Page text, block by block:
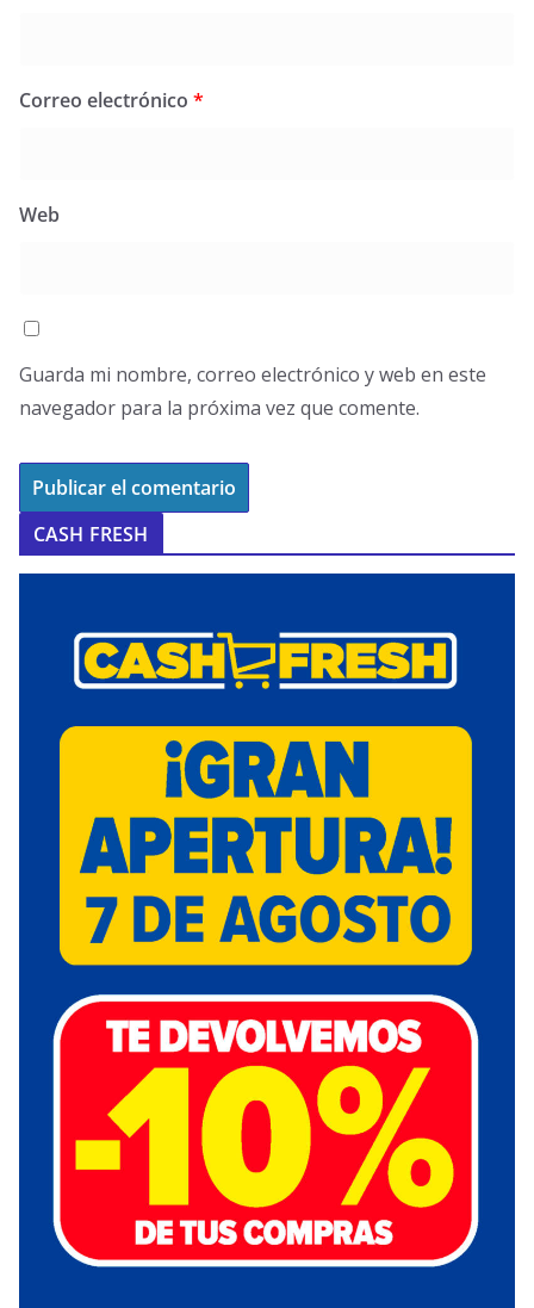
Correo electrónico *
Web
Guarda mi nombre, correo electrónico y web en este
navegador para la próxima vez que comente.
CASH FRESH